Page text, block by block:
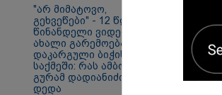
"არ მიმატოვო,
გეხვეწები" - 12 წლის
წინანდელი ვიდეო და
ახალი გარემოება
დაკარგული ბიჭის
საქმეში: რას ამბობს
გურამ დადიანიძის
დედა